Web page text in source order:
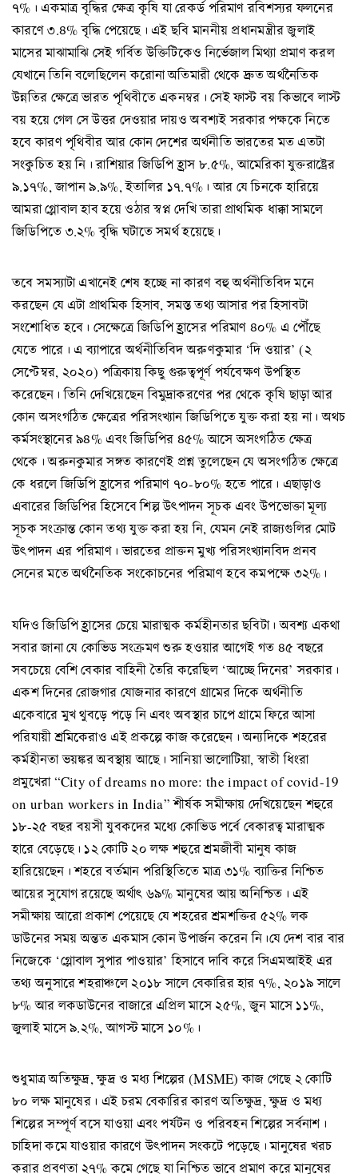
৭%। একমাত্র বৃদ্ধির ক্ষেত্র কৃষি যা রেকর্ড পরিমাণ রবিশস্যর ফলনের
কারণে ৩.৪% বৃদ্ধি পেয়েছে। এই ছবি মাননীয় প্রধানমন্ত্রীর জুলাই
মাসের মাঝামাঝি সেই গর্বিত উক্তিটিকেও নির্ভেজাল মিথ্যা প্রমাণ করল
যেখানে তিনি বলেছিলেন করোনা অতিমারী থেকে দ্রুত অর্থনৈতিক
উন্নতির ক্ষেত্রে ভারত পৃথিবীতে একনম্বর। সেই ফাস্ট বয় কিভাবে লাস্ট
বয় হয়ে গেল সে উত্তর দেওয়ার দায়ও অবশ্যই সরকার পক্ষকে নিতে
হবে কারণ পৃথিবীর আর কোন দেশের অর্থনীতি ভারতের মত এতটা
সংকুচিত হয় নি। রাশিয়ার জিডিপি হ্রাস ৮.৫%, আমেরিকা যুক্তরাষ্ট্রের
৯.১৭%, জাপান ৯.৯%, ইতালির ১৭.৭%। আর যে চিনকে হারিয়ে
আমরা গ্লোবাল হাব হয়ে ওঠার স্বপ্ন দেখি তারা প্রাথমিক ধাক্কা সামলে
জিডিপিতে ৩.২% বৃদ্ধি ঘটাতে সমর্থ হয়েছে।
তবে সমস্যাটা এখানেই শেষ হচ্ছে না কারণ বহু অর্থনীতিবিদ মনে
করছেন যে এটা প্রাথমিক হিসাব, সমস্ত তথ্য আসার পর হিসাবটা
সংশোধিত হবে। সেক্ষেত্রে জিডিপি হ্রাসের পরিমাণ ৪০% এ পৌঁছে
যেতে পারে। এ ব্যাপারে অর্থনীতিবিদ অরুণকুমার ‘দি ওয়ার’ (২
সেপ্টেম্বর, ২০২০) পত্রিকায় কিছু গুরুত্বপূর্ণ পর্যবেক্ষণ উপস্থিত
করেছেন। তিনি দেখিয়েছেন বিমুদ্রাকরণের পর থেকে কৃষি ছাড়া আর
কোন অসংগঠিত ক্ষেত্রের পরিসংখ্যান জিডিপিতে যুক্ত করা হয় না। অথচ
কর্মসংস্থানের ৯৪% এবং জিডিপির ৪৫% আসে অসংগঠিত ক্ষেত্র
থেকে। অরুনকুমার সঙ্গত কারণেই প্রশ্ন তুলেছেন যে অসংগঠিত ক্ষেত্রে
কে ধরলে জিডিপি হ্রাসের পরিমাণ ৭০-৮০% হতে পারে। এছাড়াও
এবারের জিডিপির হিসেবে শিল্প উৎপাদন সূচক এবং উপভোক্তা মূল্য
সূচক সংক্রান্ত কোন তথ্য যুক্ত করা হয় নি, যেমন নেই রাজ্যগুলির মোট
উৎপাদন এর পরিমাণ। ভারতের প্রাক্তন মুখ্য পরিসংখ্যানবিদ প্রনব
সেনের মতে অর্থনৈতিক সংকোচনের পরিমাণ হবে কমপক্ষে ৩২%।
যদিও জিডিপি হ্রাসের চেয়ে মারাত্মক কর্মহীনতার ছবিটা। অবশ্য একথা
সবার জানা যে কোভিড সংক্রমণ শুরু হওয়ার আগেই গত ৪৫ বছরে
সবচেয়ে বেশি বেকার বাহিনী তৈরি করেছিল ‘আচ্ছে দিনের’ সরকার।
একশ দিনের রোজগার যোজনার কারণে গ্রামের দিকে অর্থনীতি
একেবারে মুখ থুবড়ে পড়ে নি এবং অবস্থার চাপে গ্রামে ফিরে আসা
পরিযায়ী শ্রমিকেরাও এই প্রকল্পে কাজ করেছেন। অন্যদিকে শহরের
কর্মহীনতা ভয়ঙ্কর অবস্থায় আছে। সানিয়া ভালোটিয়া, স্বাতী ধিংরা
প্রমুখেরা “City of dreams no more: the impact of covid-19
on urban workers in India” শীর্ষক সমীক্ষায় দেখিয়েছেন শহুরে
১৮-২৫ বছর বয়সী যুবকদের মধ্যে কোভিড পর্বে বেকারত্ব মারাত্মক
হারে বেড়েছে। ১২ কোটি ২০ লক্ষ শহুরে শ্রমজীবী মানুষ কাজ
হারিয়েছেন। শহরে বর্তমান পরিস্থিতিতে মাত্র ৩১% ব্যাক্তির নিশ্চিত
আয়ের সুযোগ রয়েছে অর্থাৎ ৬৯% মানুষের আয় অনিশ্চিত। এই
সমীক্ষায় আরো প্রকাশ পেয়েছে যে শহরের শ্রমশক্তির ৫২% লক
ডাউনের সময় অন্তত একমাস কোন উপার্জন করেন নি।যে দেশ বার বার
নিজেকে ‘গ্লোবাল সুপার পাওয়ার’ হিসাবে দাবি করে সিএমআইই এর
তথ্য অনুসারে শহরাঞ্চলে ২০১৮ সালে বেকারির হার ৭%, ২০১৯ সালে
৮% আর লকডাউনের বাজারে এপ্রিল মাসে ২৫%, জুন মাসে ১১%,
জুলাই মাসে ৯.২%, আগস্ট মাসে ১০%।
শুধুমাত্র অতিক্ষুদ্র, ক্ষুদ্র ও মধ্য শিল্পের (MSME) কাজ গেছে ২ কোটি
৮০ লক্ষ মানুষের। এই চরম বেকারির কারণ অতিক্ষুদ্র, ক্ষুদ্র ও মধ্য
শিল্পের সম্পূর্ণ বসে যাওয়া এবং পর্যটন ও পরিবহন শিল্পের সর্বনাশ।
চাহিদা কমে যাওয়ার কারণে উৎপাদন সংকটে পড়েছে। মানুষের খরচ
করার প্রবণতা ২৭% কমে গেছে যা নিশ্চিত ভাবে প্রমাণ করে মানুষের